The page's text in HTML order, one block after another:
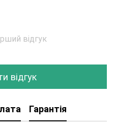
відгук
відгук
Гарантія